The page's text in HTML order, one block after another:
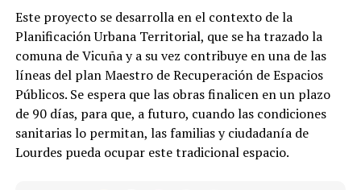
Este proyecto se desarrolla en el contexto de la
Planificación Urbana Territorial, que se ha trazado la
comuna de Vicuña y a su vez contribuye en una de las
líneas del plan Maestro de Recuperación de Espacios
Públicos. Se espera que las obras finalicen en un plazo
de 90 días, para que, a futuro, cuando las condiciones
sanitarias lo permitan, las familias y ciudadanía de
Lourdes pueda ocupar este tradicional espacio.